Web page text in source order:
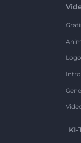
Intro
KI-